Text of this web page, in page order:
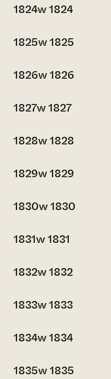
1824w1824
1825w1825
1826w1826
1827w1827
1828w1828
1829w1829
1830w1830
1831w1831
1832w1832
1833w1833
1834w1834
1835w1835